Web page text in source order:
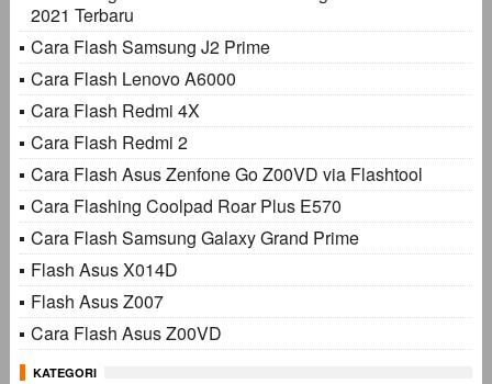
2021 Terbaru
Cara Flash Samsung J2 Prime
Cara Flash Lenovo A6000
Cara Flash Redmi 4X
Cara Flash Redmi 2
Cara Flash Asus Zenfone Go Z00VD via Flashtool
Cara Flashing Coolpad Roar Plus E570
Cara Flash Samsung Galaxy Grand Prime
Flash Asus X014D
Flash Asus Z007
Cara Flash Asus Z00VD
KATEGORI